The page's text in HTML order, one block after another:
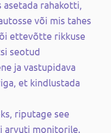
rahakotti,
või mis tahes
ettevõtte rikkuse
seotud
ja vastupidava
et kindlustada
riputage see
arvuti monitorile.